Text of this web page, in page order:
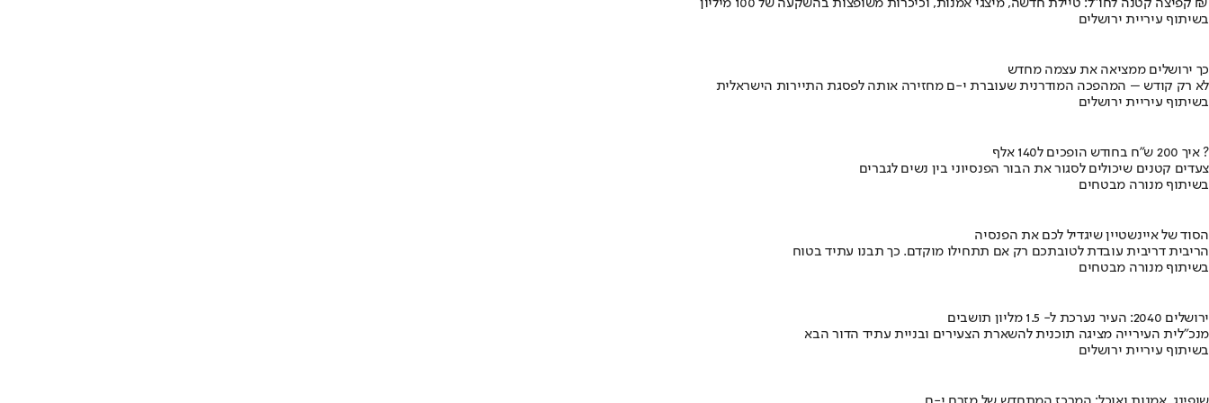
קפיצה קטנה לחו"ל: טיילת חדשה, מיצגי אמנות, וכיכרות משופצות בהשקעה של 100 מיליון ₪
בשיתוף עיריית ירושלים
כך ירושלים ממציאה את עצמה מחדש
לא רק קודש – המהפכה המודרנית שעוברת י-ם מחזירה אותה לפסגת התיירות הישראלית
בשיתוף עיריית ירושלים
איך 200 ש"ח בחודש הופכים ל140 אלף ?
צעדים קטנים שיכולים לסגור את הבור הפנסיוני בין נשים לגברים
בשיתוף מנורה מבטחים
הסוד של איינשטיין שיגדיל לכם את הפנסיה
הריבית דריבית עובדת לטובתכם רק אם תתחילו מוקדם. כך תבנו עתיד בטוח
בשיתוף מנורה מבטחים
ירושלים 2040: העיר נערכת ל- 1.5 מליון תושבים
מנכ"לית העירייה מציגה תוכנית להשארת הצעירים ובניית עתיד הדור הבא
בשיתוף עיריית ירושלים